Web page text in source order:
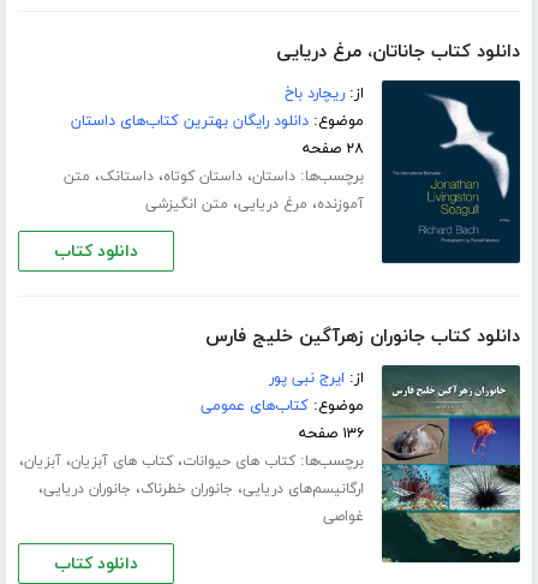
دانلود کتاب جاناتان، مرغ دریایی
از:ریچارد باخ
موضوع:دانلود رایگان بهترین کتاب‌های داستان
۲۸ صفحه
برچسب‌ها:داستان،داستان کوتاه،داستانک، متن
آموزنده، مرغ دریایی، متن انگیزشی
دانلود کتاب
دانلود کتاب جانوران زهرآگین خلیج فارس
از: ایرج نبی پور
موضوع:کتاب‌های عمومی
۱۳۶ صفحه
برچسب‌ها:کتاب های حیوانات،کتاب های آبزیان،آبزیان،
ارگانیسم‌های دریایی، جانوران خطرناک، جانوران دریایی،
غواصی
دانلود کتاب